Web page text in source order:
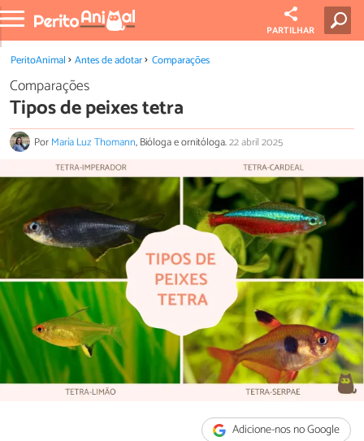
PARTILHAR
PeritoAnimal Antes de adotar Comparações
Comparações
Tipos de peixes tetra
PorMaría Luz Thomann, Bióloga e ornitóloga.22 abril 2025
Adicione-nos no Google